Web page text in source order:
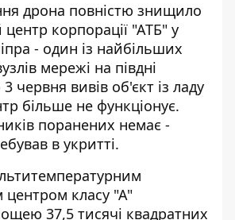
дрона повністю знищило
центр корпорації "АТБ" у
- один із найбільших
мережі на півдні
червня вивів об'єкт із ладу
більше не функціонує.
поранених немає -
в укритті.
центром класу "А"
37,5 тисячі квадратних